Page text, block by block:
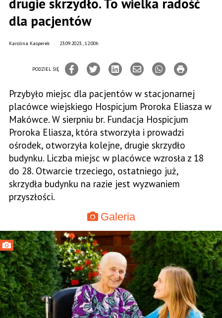
drugie skrzydło. To wielka radość
dla pacjentów
23.09.2023., 12:00h
Karolina Kasperek
PODZIEL SIĘ
Przybyło miejsc dla pacjentów w stacjonarnej
placówce wiejskiego Hospicjum Proroka Eliasza w
Makówce. W sierpniu br. Fundacja Hospicjum
Proroka Eliasza, która stworzyła i prowadzi
ośrodek, otworzyła kolejne, drugie skrzydło
budynku. Liczba miejsc w placówce wzrosła z 18
do 28. Otwarcie trzeciego, ostatniego już,
skrzydła budynku na razie jest wyzwaniem
przyszłości.
Galeria